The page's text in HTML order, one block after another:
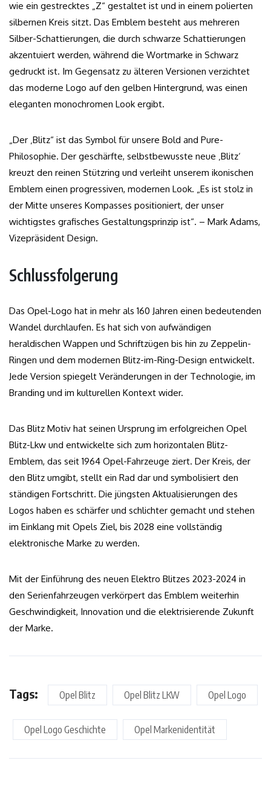
wie ein gestrecktes „Z“ gestaltet ist und in einem polierten
silbernen Kreis sitzt. Das Emblem besteht aus mehreren
Silber-Schattierungen, die durch schwarze Schattierungen
akzentuiert werden, während die Wortmarke in Schwarz
gedruckt ist. Im Gegensatz zu älteren Versionen verzichtet
das moderne Logo auf den gelben Hintergrund, was einen
eleganten monochromen Look ergibt.
„Der ‚Blitz“ ist das Symbol für unsere Bold and Pure-
Philosophie. Der geschärfte, selbstbewusste neue ‚Blitz‘
kreuzt den reinen Stützring und verleiht unserem ikonischen
Emblem einen progressiven, modernen Look. „Es ist stolz in
der Mitte unseres Kompasses positioniert, der unser
wichtigstes grafisches Gestaltungsprinzip ist“. – Mark Adams,
Vizepräsident Design.
Schlussfolgerung
Das Opel-Logo hat in mehr als 160 Jahren einen bedeutenden
Wandel durchlaufen. Es hat sich von aufwändigen
heraldischen Wappen und Schriftzügen bis hin zu Zeppelin-
Ringen und dem modernen Blitz-im-Ring-Design entwickelt.
Jede Version spiegelt Veränderungen in der Technologie, im
Branding und im kulturellen Kontext wider.
Das Blitz Motiv hat seinen Ursprung im erfolgreichen Opel
Blitz-Lkw und entwickelte sich zum horizontalen Blitz-
Emblem, das seit 1964 Opel-Fahrzeuge ziert. Der Kreis, der
den Blitz umgibt, stellt ein Rad dar und symbolisiert den
ständigen Fortschritt. Die jüngsten Aktualisierungen des
Logos haben es schärfer und schlichter gemacht und stehen
im Einklang mit Opels Ziel, bis 2028 eine vollständig
elektronische Marke zu werden.
Mit der Einführung des neuen Elektro Blitzes 2023-2024 in
den Serienfahrzeugen verkörpert das Emblem weiterhin
Geschwindigkeit, Innovation und die elektrisierende Zukunft
der Marke.
Tags: Opel Blitz Opel Blitz LKW Opel Logo
Opel Logo Geschichte Opel Markenidentität